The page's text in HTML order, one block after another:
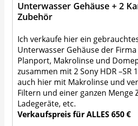
Unterwasser Gehäuse + 2
Zubehör
Ich verkaufe hier ein
Unterwasser Gehäuse der
Planport, Makrolinse und
zusammen mit 2 Sony HDR –SR
auch hier mit Makrolinse und
Filtern und einer ganzen Menge
Ladegeräte, etc.
Verkaufspreis für ALLES 650 €